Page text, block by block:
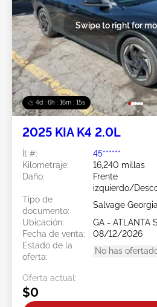
4d : 6h : 16m : 13s
Swipe to right for
2025 KIA K4 2.0L
Ít #:
45******
Kilometraje:
16,240 millas
Daño:
Frente
izquierdo/
Tipo de
documento:
Salvage Georgia
Ubicación:
GA - ATLANTA
Fecha de venta:
08/12/2026
Estado de la
oferta:
No has
Oferta actual:
$0